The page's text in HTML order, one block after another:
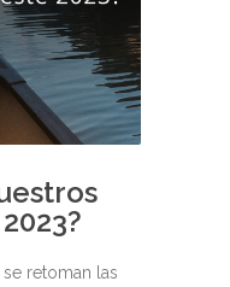
retoman las